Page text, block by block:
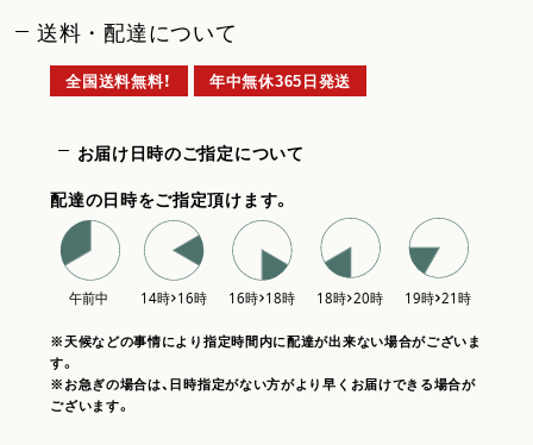
送料・配達について
全国送料無料！ 年中無休365日発送
お届け日時のご指定について
配達の日時をご指定頂けます。
※天候などの事情により指定時間内に配達が出来ない場合がございま
す。
※お急ぎの場合は、日時指定がない方がより早くお届けできる場合が
ございます。